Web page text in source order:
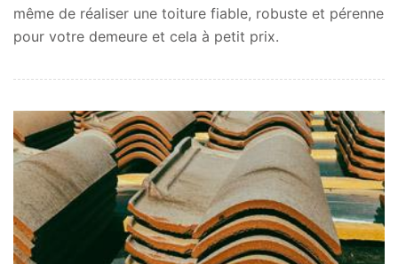
même de réaliser une toiture fiable, robuste et pérenne
pour votre demeure et cela à petit prix.